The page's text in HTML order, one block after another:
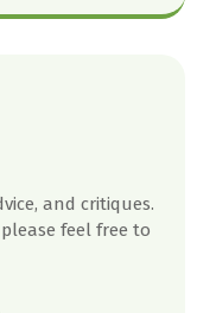
and critiques.
feel free to